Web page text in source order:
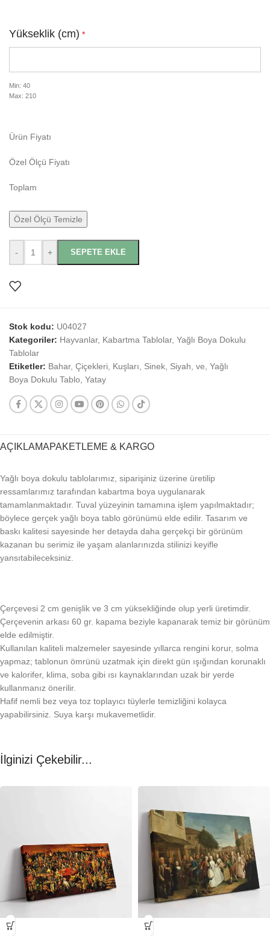
Yükseklik (cm) *
Min: 40
Max: 210
Ürün Fiyatı
Özel Ölçü Fiyatı
Toplam
Özel Ölçü Temizle
- + SEPETE EKLE
Stok kodu: U04027
Kategoriler: Hayvanlar, Kabartma Tablolar, Yağlı Boya Dokulu
Tablolar
Etiketler: Bahar, Çiçekleri, Kuşları, Sinek, Siyah, ve, Yağlı
Boya Dokulu Tablo, Yatay
AÇIKLAMAPAKETLEME & KARGO
Yağlı boya dokulu tablolarımız, siparişiniz üzerine üretilip
ressamlarımız tarafından kabartma boya uygulanarak
tamamlanmaktadır. Tuval yüzeyinin tamamına işlem yapılmaktadır;
böylece gerçek yağlı boya tablo görünümü elde edilir. Tasarım ve
baskı kalitesi sayesinde her detayda daha gerçekçi bir görünüm
kazanan bu serimiz ile yaşam alanlarınızda stilinizi keyifle
yansıtabileceksiniz.
Çerçevesi 2 cm genişlik ve 3 cm yüksekliğinde olup yerli üretimdir.
Çerçevenin arkası 60 gr. kapama beziyle kapanarak temiz bir görünüm
elde edilmiştir.
Kullanılan kaliteli malzemeler sayesinde yıllarca rengini korur, solma
yapmaz; tablonun ömrünü uzatmak için direkt gün ışığından korunaklı
ve kalorifer, klima, soba gibi ısı kaynaklarından uzak bir yerde
kullanmanız önerilir.
Hafif nemli bez veya toz toplayıcı tüylerle temizliğini kolayca
yapabilirsiniz. Suya karşı mukavemetlidir.
İlginizi Çekebilir...
-23% -23%